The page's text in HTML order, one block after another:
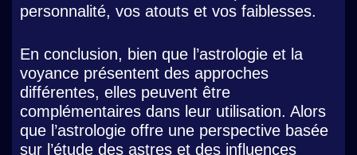
personnalité, vos atouts et vos faiblesses.
En conclusion, bien que l’astrologie et la
voyance présentent des approches
différentes, elles peuvent être
complémentaires dans leur utilisation. Alors
que l’astrologie offre une perspective basée
sur l’étude des astres et des influences